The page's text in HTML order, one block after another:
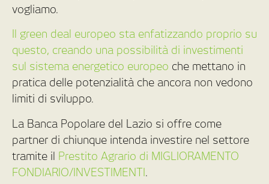
vogliamo.
Il green deal europeo sta enfatizzando proprio su
questo, creando una possibilità di investimenti
sul sistema energetico europeo che mettano in
pratica delle potenzialità che ancora non vedono
limiti di sviluppo.
La Banca Popolare del Lazio si offre come
partner di chiunque intenda investire nel settore
tramite il Prestito Agrario di MIGLIORAMENTO
FONDIARIO/INVESTIMENTI.